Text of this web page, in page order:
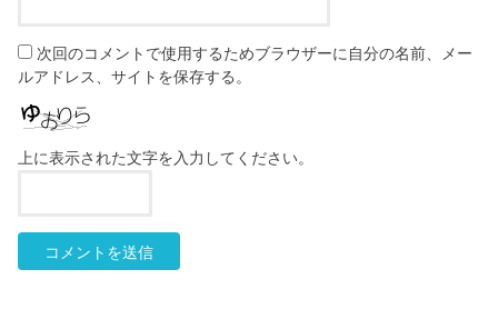
次回のコメントで使用するためブラウザーに自分の名前、メー
ルアドレス、サイトを保存する。
上に表示された文字を入力してください。